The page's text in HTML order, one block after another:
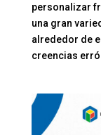
personalizar
una gran
alrededor de
creencias